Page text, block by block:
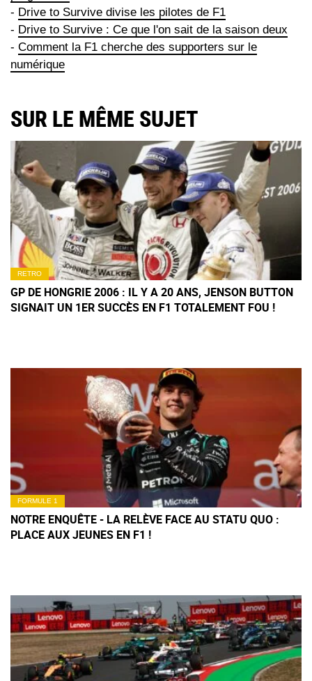
- Drive to Survive divise les pilotes de F1
- Drive to Survive : Ce que l'on sait de la saison deux
- Comment la F1 cherche des supporters sur le
numérique
SUR LE MÊME SUJET
RETRO
GP DE HONGRIE 2006 : IL Y A 20 ANS, JENSON BUTTON
SIGNAIT UN 1ER SUCCÈS EN F1 TOTALEMENT FOU !
FORMULE 1
NOTRE ENQUÊTE - LA RELÈVE FACE AU STATU QUO :
PLACE AUX JEUNES EN F1 !